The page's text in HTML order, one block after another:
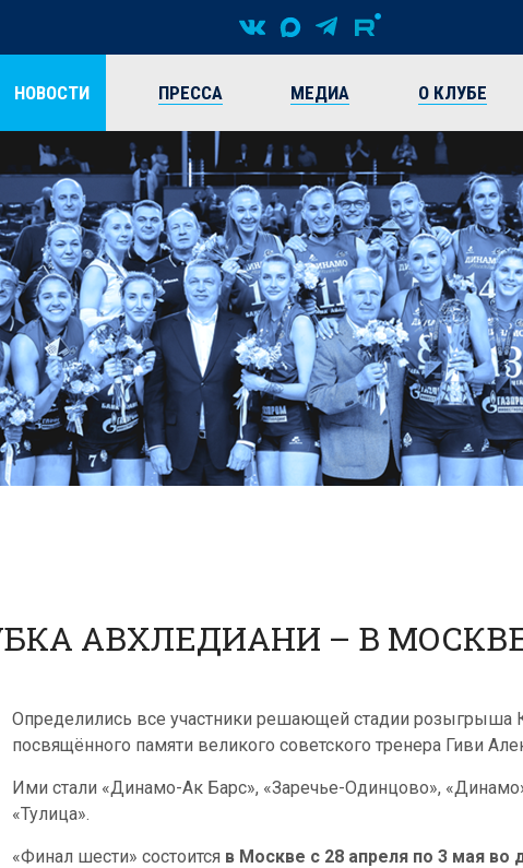
НОВОСТИ ПРЕССА МЕДИА О КЛУБЕ
АВХЛЕДИАНИ – В
Определились все участники решающей стадии розыгрыша
посвящённого памяти великого советского тренера Гиви
Ими стали «Динамо-Ак Барс», «Заречье-Одинцово»,
«Тулица».
«Финал шести» состоится в Москве с 28 апреля по 3 мая во